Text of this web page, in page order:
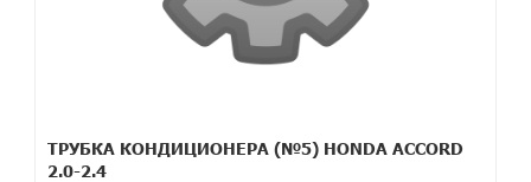
ТРУБКА КОНДИЦИОНЕРА (№5) HONDA ACCORD
2.0-2.4